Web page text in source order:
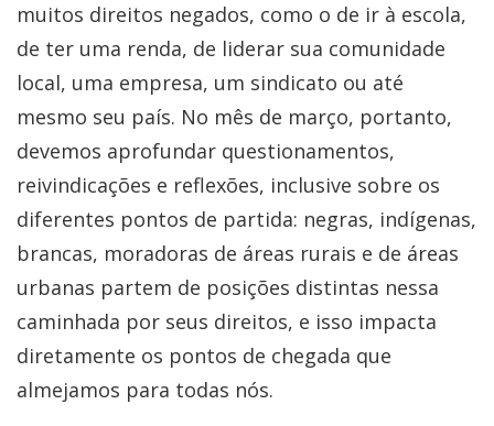
muitos direitos negados, como o de ir à escola,
de ter uma renda, de liderar sua comunidade
local, uma empresa, um sindicato ou até
mesmo seu país. No mês de março, portanto,
devemos aprofundar questionamentos,
reivindicações e reflexões, inclusive sobre os
diferentes pontos de partida: negras, indígenas,
brancas, moradoras de áreas rurais e de áreas
urbanas partem de posições distintas nessa
caminhada por seus direitos, e isso impacta
diretamente os pontos de chegada que
almejamos para todas nós.